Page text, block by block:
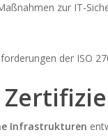
zur IT-
der ISO
Infrastrukturen